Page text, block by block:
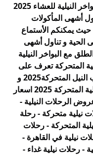
أشهى المأكولات
حيث يمكنكم الأستماع
الحية و تناول أشهى
مع البواخر النيلية
المتحركة تعرف على
أسعار حجز مراكب النيل المتحركة2025 و
حجز المراكب النيلية المتحركة 2025 اسعار
الرحلات النيلية -
نيلية متحركة - رحلة
المتحركة - رحلات
نيلية في القاهرة -
- رحلات نيلية غداء -